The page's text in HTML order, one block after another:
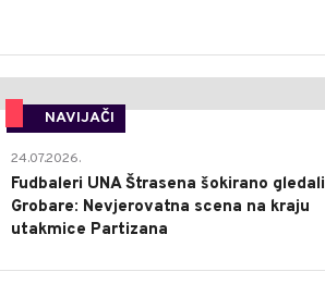
NAVIJAČI
24.07.2026.
Fudbaleri UNA Štrasena šokirano gledali
Grobare: Nevjerovatna scena na kraju
utakmice Partizana